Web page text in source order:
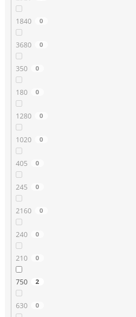
1840 0
3680 0
350 0
180 0
1280 0
1020 0
405 0
245 0
2160 0
240 0
210 0
750 2
630 0